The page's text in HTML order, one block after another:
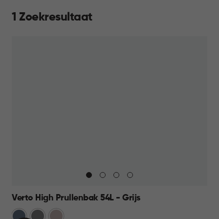
1 Zoekresultaat
Verto High Prullenbak 54L - Grijs
BlauwGrijs Rose